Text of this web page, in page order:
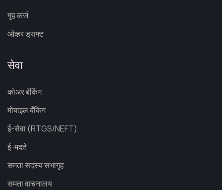
गृह कर्ज
ओव्हर ड्राफ्ट
सेवा
कोअर बँकिंग
मोबाइल बँकिंग
ई-सेवा (RTGS/NEFT)
ई-मदते
समता सदस्य सभागृह
समता वाचनालय